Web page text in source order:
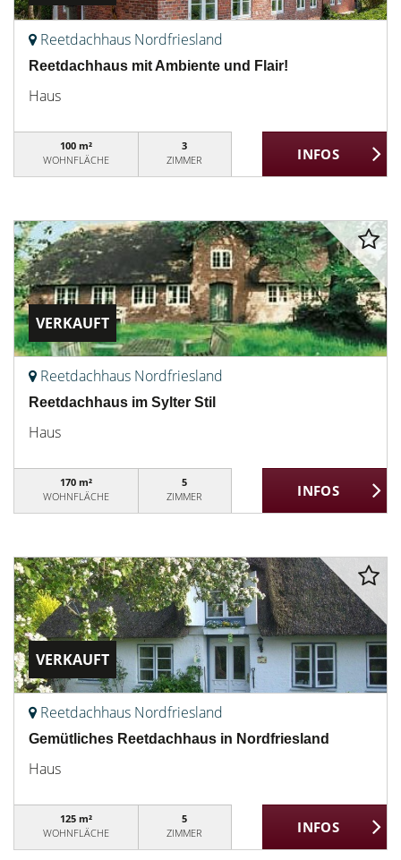
Reetdachhaus Nordfriesland
Reetdachhaus mit Ambiente und Flair!
Haus
100 m²
WOHNFLÄCHE
3
ZIMMER
VERKAUFT
Reetdachhaus Nordfriesland
Reetdachhaus im Sylter Stil
Haus
170 m²
WOHNFLÄCHE
5
ZIMMER
VERKAUFT
Reetdachhaus Nordfriesland
Gemütliches Reetdachhaus in Nordfriesland
Haus
125 m²
WOHNFLÄCHE
5
ZIMMER